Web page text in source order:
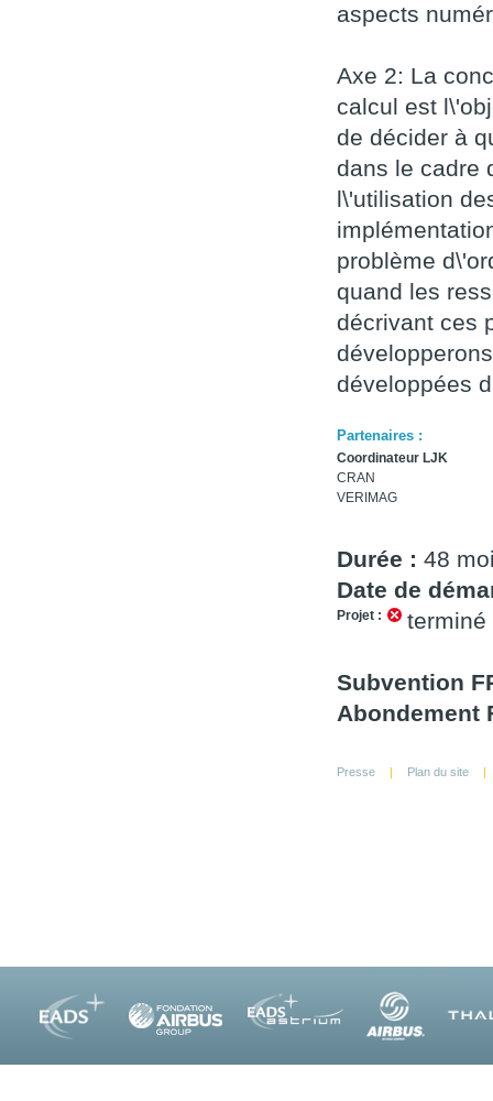
aspects
Axe 2: La
calcul est
de décider à
dans le cadre
l\'utilisation
problème
quand les
décrivant ces
développées
Partenaires :
Coordinateur LJK
CRAN
VERIMAG
Durée : 48
Date de
Projet : terminé
Subvention
Abondement
Presse Plan du site